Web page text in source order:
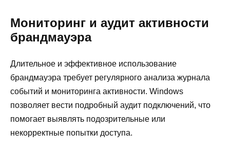
Мониторинг и аудит активности
брандмауэра
Длительное и эффективное использование
брандмауэра требует регулярного анализа журнала
событий и мониторинга активности. Windows
позволяет вести подробный аудит подключений, что
помогает выявлять подозрительные или
некорректные попытки доступа.